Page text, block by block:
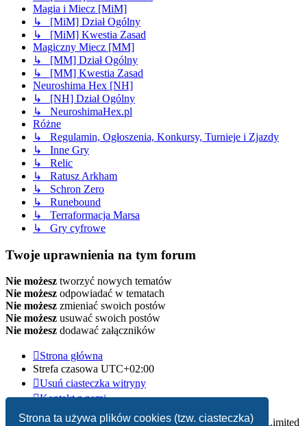
Strona ta używa plików cookies (tzw. ciasteczka)
Magia i Miecz [MiM]
↳ [MiM] Dział Ogólny
↳ [MiM] Kwestia Zasad
Magiczny Miecz [MM]
↳ [MM] Dział Ogólny
↳ [MM] Kwestia Zasad
Neuroshima Hex [NH]
↳ [NH] Dział Ogólny
↳ NeuroshimaHex.pl
Różne
↳ Regulamin, Ogłoszenia, Konkursy, Turnieje i Zjazdy
↳ Inne Gry
↳ Relic
↳ Ratusz Arkham
↳ Schron Zero
↳ Runebound
↳ Terraformacja Marsa
↳ Gry cyfrowe
Twoje uprawnienia na tym forum
Nie możesz tworzyć nowych tematów
Nie możesz odpowiadać w tematach
Nie możesz zmieniać swoich postów
Nie możesz usuwać swoich postów
Nie możesz dodawać załączników
Strona główna
Strefa czasowa UTC+02:00
Usuń ciasteczka witryny
Kontakt z nami
Technologię dostarczaphpBB® Forum Software © phpBB Limited